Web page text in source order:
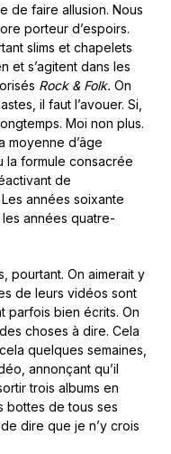
de faire allusion. Nous
porteur d’espoirs.
slims et chapelets
et s’agitent dans les
Rock & Folk. On
il faut l’avouer. Si,
Moi non plus.
moyenne d’âge
la formule consacrée
de
années soixante
années quatre-
pourtant. On aimerait y
de leurs vidéos sont
parfois bien écrits. On
choses à dire. Cela
quelques semaines,
annonçant qu’il
trois albums en
bottes de tous ses
dire que je n’y crois